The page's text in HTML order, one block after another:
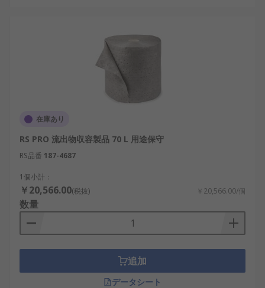
在庫あり
RS PRO 流出物収容製品 70 L 用途保守
RS品番 187-4687
1個小計：
￥20,566.00(税抜) ￥20,566.00/個
数量
追加
データシート